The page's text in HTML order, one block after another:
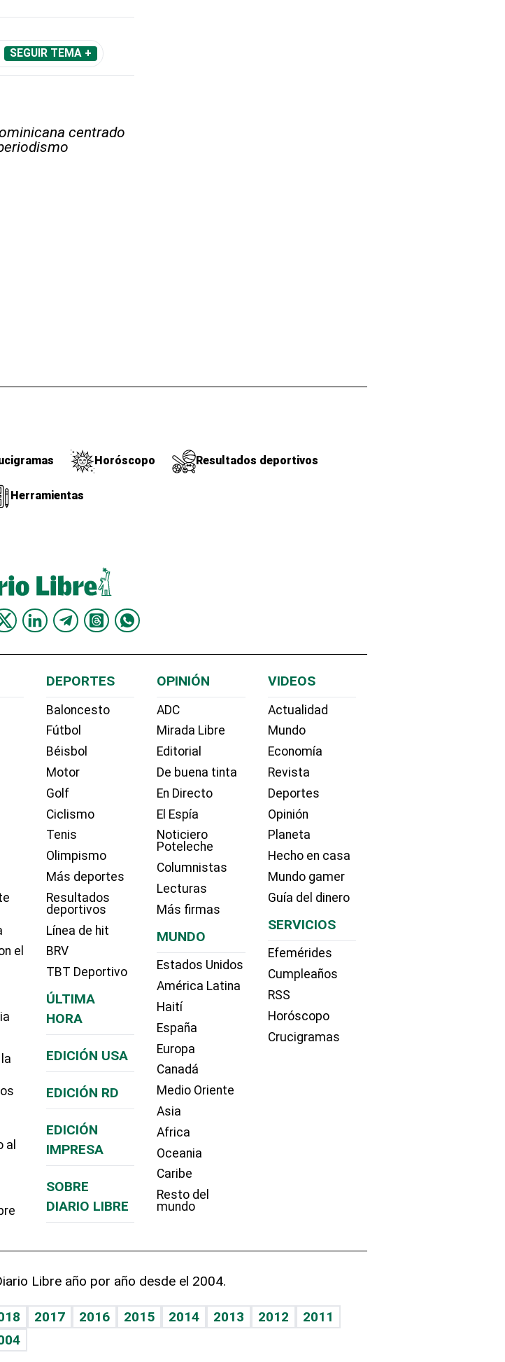
SEGUIR TEMA +
centrado
Horóscopo Resultados deportivos
Herramientas
el
al
DEPORTES
Baloncesto
Fútbol
Béisbol
Motor
Golf
Ciclismo
Tenis
Olimpismo
Más deportes
Resultados
deportivos
Línea de hit
BRV
TBT Deportivo
ÚLTIMA
HORA
EDICIÓN USA
EDICIÓN RD
EDICIÓN
IMPRESA
SOBRE
DIARIO LIBRE
OPINIÓN
ADC
Mirada Libre
Editorial
De buena tinta
En Directo
El Espía
Noticiero
Poteleche
Columnistas
Lecturas
Más firmas
MUNDO
Estados Unidos
América Latina
Haití
España
Europa
Canadá
Medio Oriente
Asia
Africa
Oceania
Caribe
Resto del
mundo
VIDEOS
Actualidad
Mundo
Economía
Revista
Deportes
Opinión
Planeta
Hecho en casa
Mundo gamer
Guía del dinero
SERVICIOS
Efemérides
Cumpleaños
RSS
Horóscopo
Crucigramas
Libre año por año desde el 2004.
2017 2016 2015 2014 2013 2012
2011